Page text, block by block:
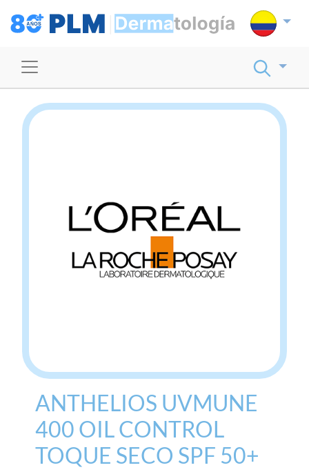
ANTHELIOS UVMUNE
400 OIL CONTROL
TOQUE SECO SPF 50+